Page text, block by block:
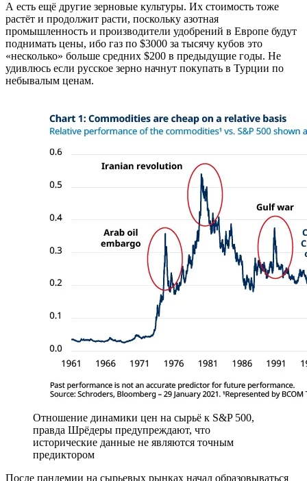
А есть ещё другие зерновые культуры. Их стоимость тоже
растёт и продолжит расти, поскольку азотная
промышленность и производители удобрений в Европе будут
поднимать цены, ибо газ по $3000 за тысячу кубов это
«несколько» больше средних $200 в предыдущие годы. Не
удивлюсь если русское зерно начнут покупать в Турции по
небывалым ценам.
Отношение динамики цен на сырьё к S&P 500,
правда Шрёдеры предупреждают, что
исторические данные не являются точным
предиктором
После пандемии на сырьевых рынках начал образовываться